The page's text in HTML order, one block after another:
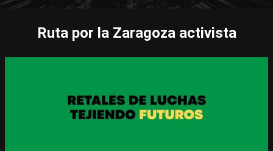
Ruta por la Zaragoza activista